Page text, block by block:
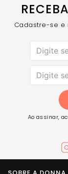
Cadastre-se e
Ao assinar,